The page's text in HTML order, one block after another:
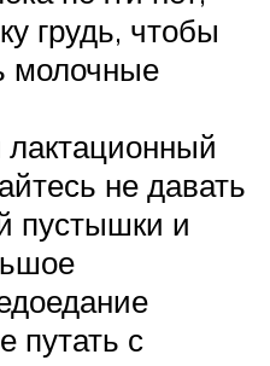
грудь, чтобы
молочные
не давать
пустышки и
путать с